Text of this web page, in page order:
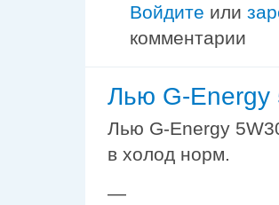
Войдите или
комментарии
Лью G-Energy
Лью G-Energy
в холод норм.
—